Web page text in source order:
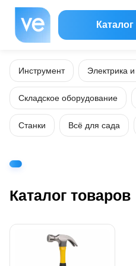
Каталог
Инструмент Электрика и
Складское оборудование
Станки Всё для сада
Каталог товаров